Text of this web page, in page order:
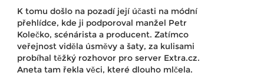
K tomu došlo na pozadí její účasti na módní
přehlídce, kde ji podporoval manžel Petr
Kolečko, scénárista a producent. Zatímco
veřejnost viděla úsměvy a šaty, za kulisami
probíhal těžký rozhovor pro server Extra.cz.
Aneta tam řekla věci, které dlouho mlčela.